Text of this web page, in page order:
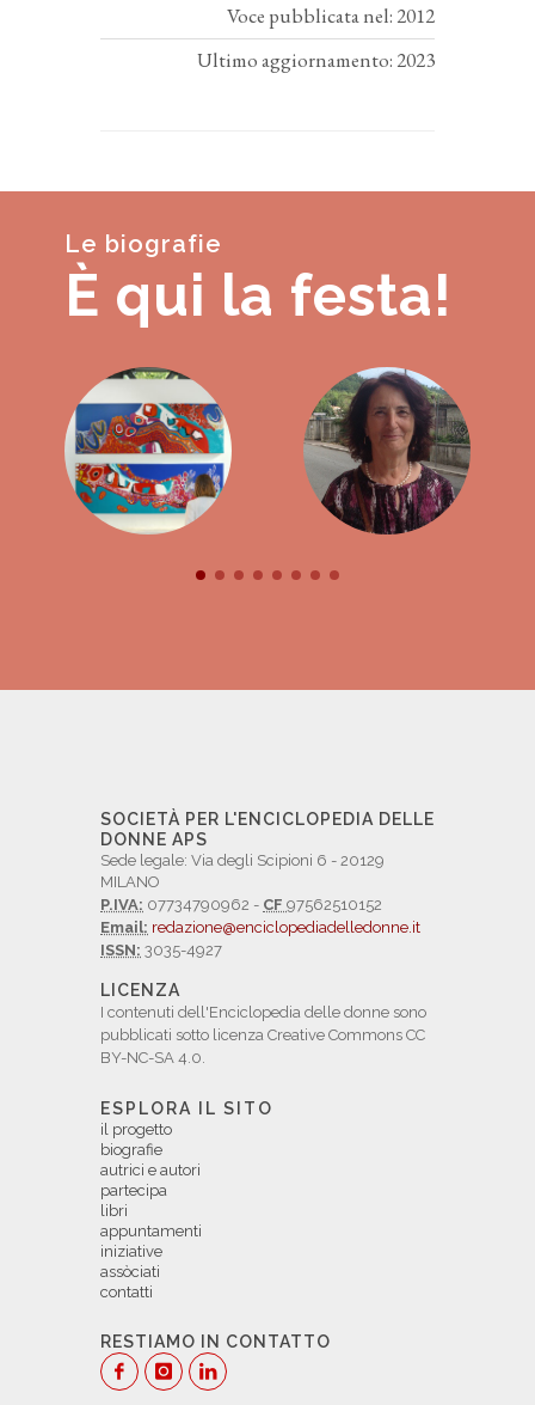
Voce pubblicata nel: 2012
Ultimo aggiornamento: 2023
Le biografie
È qui la festa!
SOCIETÀ PER L'ENCICLOPEDIA DELLE
DONNE APS
Sede legale: Via degli Scipioni 6 - 20129
MILANO
P.IVA: 07734790962 - CF 97562510152
Email: redazione@enciclopediadelledonne.it
ISSN: 3035-4927
LICENZA
I contenuti dell'Enciclopedia delle donne sono
pubblicati sotto licenza Creative Commons CC
BY-NC-SA 4.0.
ESPLORA IL SITO
il progetto
biografie
autrici e autori
partecipa
libri
appuntamenti
iniziative
assòciati
contatti
RESTIAMO IN CONTATTO